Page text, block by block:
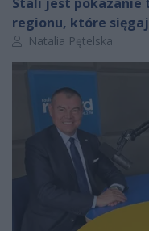
regionu, które
Autor artykułu:
Natalia Pętelska